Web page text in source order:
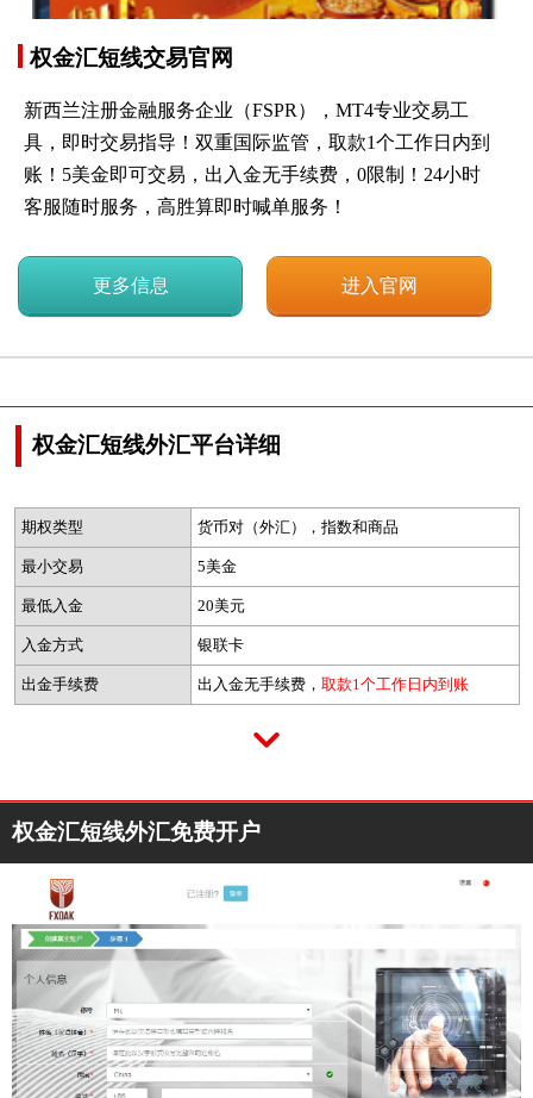
权金汇短线交易官网
新西兰注册金融服务企业（FSPR），MT4专业交易工
具，即时交易指导！双重国际监管，取款1个工作日内到
账！5美金即可交易，出入金无手续费，0限制！24小时
客服随时服务，高胜算即时喊单服务！
更多信息 进入官网
权金汇短线外汇平台详细
期权类型 货币对（外汇），指数和商品
最小交易 5美金
最低入金 20美元
入金方式 银联卡
出金手续费 出入金无手续费， 取款1个工作日内到账
权金汇短线外汇免费开户